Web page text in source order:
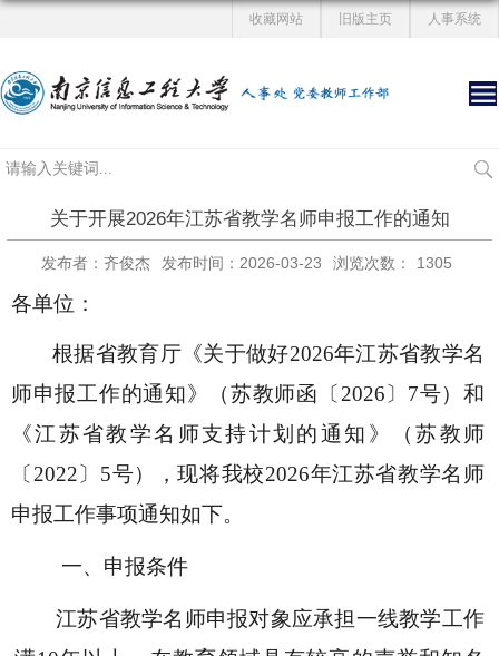
人事系统
旧版主页
收藏网站
关于开展2026年江苏省教学名师申报工作的通知
发布者：齐俊杰 发布时间：2026-03-23 浏览次数： 1305
各单位：
根据省教育厅《关于做好2026年江苏省教学名
师申报工作的通知》（苏教师函〔2026〕7号）和
《江苏省教学名师支持计划的通知》（苏教师
〔2022〕5号），现将我校2026年江苏省教学名师
申报工作事项通知如下。
一、申报条件
江苏省教学名师申报对象应承担一线教学工作